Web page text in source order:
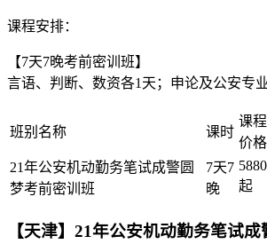
课程安排：
【7天7晚考前密训班】
言语、判断、数资各1天；申论及公安专
班别名称 课时
课程
价格
21年公安机动勤务笔试成警圆
梦考前密训班
7天7
晚
5880
起
【天津】21年公安机动勤务笔试